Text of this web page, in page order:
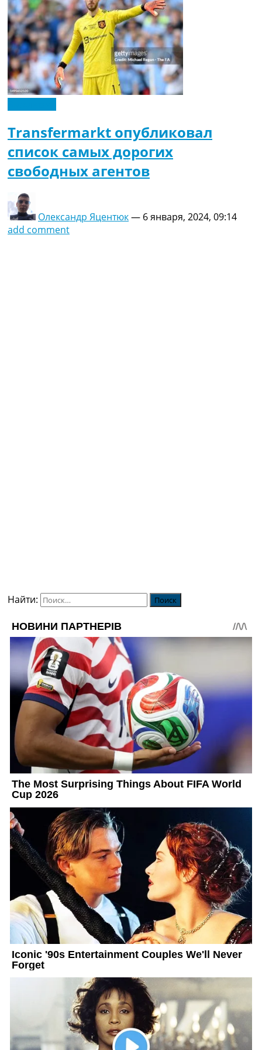
Transfermarkt опубликовал
список самых дорогих
свободных агентов
Олександр Яцентюк— 6 января, 2024, 09:14
add comment
Найти: